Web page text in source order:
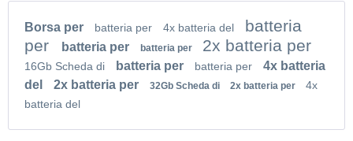
Borsa per batteria per 4x batteria del
batteria
per
batteria per batteria per 2x batteria per
16Gb Scheda di batteria per batteria per
4x batteria
del
2x batteria per 32Gb Scheda di 2x batteria per
4x
batteria del